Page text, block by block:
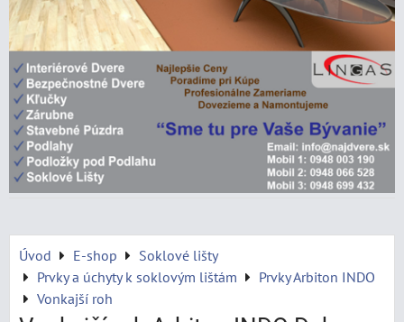
Úvod E-shop
Soklové lišty
Prvky a úchyty k soklovým lištám
Prvky Arbiton INDO
Vonkajší roh